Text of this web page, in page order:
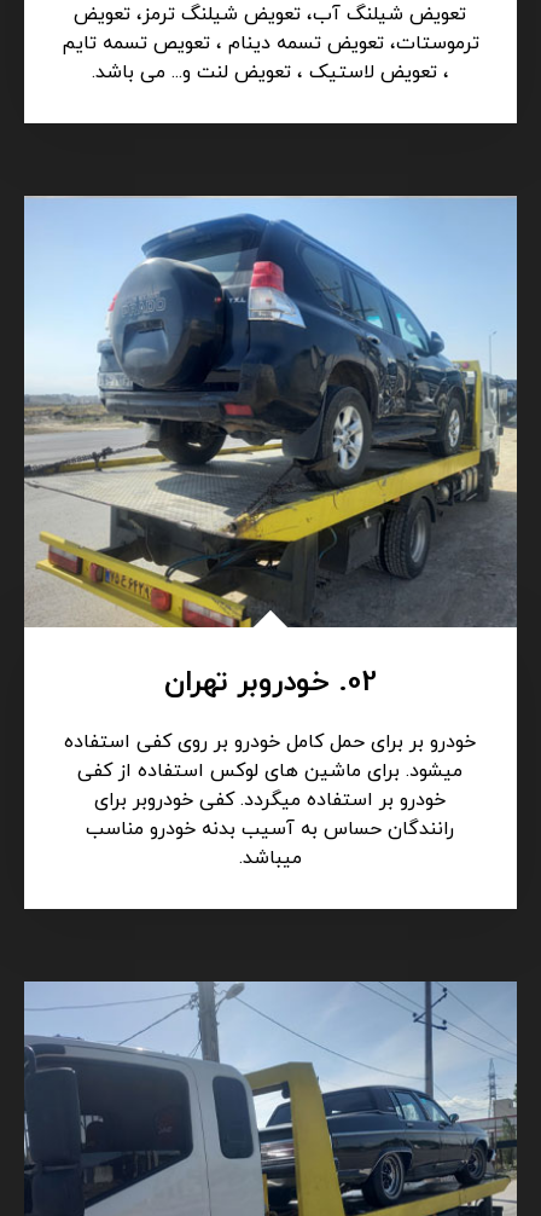
تعویض شیلنگ آب، تعویض شیلنگ ترمز، تعویض
ترموستات، تعویض تسمه دینام ، تعویص تسمه تایم
، تعویض لاستیک ، تعویض لنت و... می باشد.
02. خودروبر تهران
خودرو بر برای حمل کامل خودرو بر روی کفی استفاده
میشود. برای ماشین های لوکس استفاده از کفی
خودرو بر استفاده میگردد. کفی خودروبر برای
رانندگان حساس به آسیب بدنه خودرو مناسب
میباشد.